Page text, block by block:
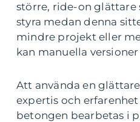
större, ride-on glättare
styra medan denna
mindre projekt eller
kan manuella versioner
Att använda en
expertis och
betongen bearbetas i